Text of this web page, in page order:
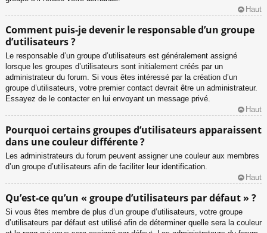
Haut
Comment puis-je devenir le responsable d’un groupe
d’utilisateurs ?
Le responsable d’un groupe d’utilisateurs est généralement assigné
lorsque les groupes d’utilisateurs sont initialement créés par un
administrateur du forum. Si vous êtes intéressé par la création d’un
groupe d’utilisateurs, votre premier contact devrait être un administrateur.
Essayez de le contacter en lui envoyant un message privé.
Haut
Pourquoi certains groupes d’utilisateurs apparaissent
dans une couleur différente ?
Les administrateurs du forum peuvent assigner une couleur aux membres
d’un groupe d’utilisateurs afin de faciliter leur identification.
Haut
Qu’est-ce qu’un « groupe d’utilisateurs par défaut » ?
Si vous êtes membre de plus d’un groupe d’utilisateurs, votre groupe
d’utilisateurs par défaut est utilisé afin de déterminer quelle sera la couleur